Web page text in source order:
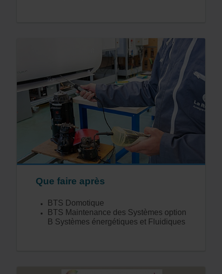
Que faire après
BTS Domotique
BTS Maintenance des Systèmes option
B Systèmes énergétiques et Fluidiques